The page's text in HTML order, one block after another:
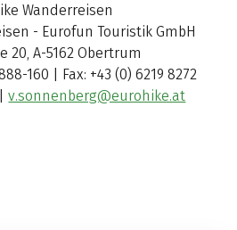
Wanderreisen
- Eurofun Touristik GmbH
20, A-5162 Obertrum
160 | Fax: +43 (0) 6219 8272
|v.sonnenberg@eurohike.at